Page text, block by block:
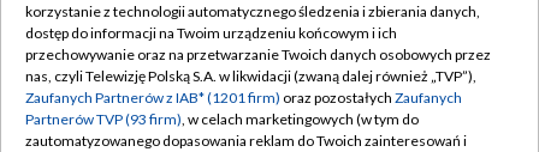
TVP
Abonament TVP
Emisja w TVP
Centrum informacji TVP
Regulamin TVP
Polityka prywatności
Moje zgody
korzystanie z technologii automatycznego śledzenia i zbierania danych,
dostęp do informacji na Twoim urządzeniu końcowym i ich
przechowywanie oraz na przetwarzanie Twoich danych osobowych przez
nas, czyli Telewizję Polską S.A. w likwidacji (zwaną dalej również „TVP”),
Zaufanych Partnerów z IAB* (1201 firm) oraz pozostałych Zaufanych
Partnerów TVP (93 firm), w celach marketingowych (w tym do
zautomatyzowanego dopasowania reklam do Twoich zainteresowań i